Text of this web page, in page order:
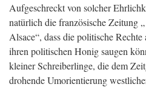
Aufgeschreckt von solcher
natürlich die französische Zeitung
Alsace“, dass die politische
ihren politischen Honig saugen
kleiner Schreiberlinge, die dem
drohende Umorientierung